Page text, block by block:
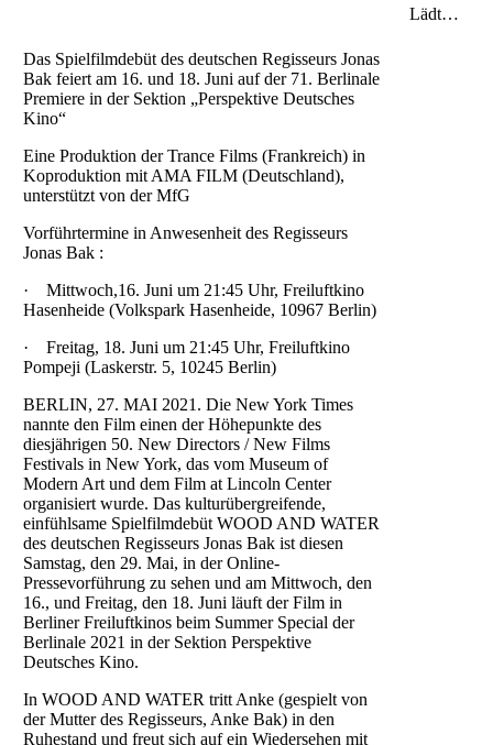
Lädt…
Das Spielfilmdebüt des deutschen Regisseurs Jonas
Bak feiert am 16. und 18. Juni auf der 71. Berlinale
Premiere in der Sektion „Perspektive Deutsches
Kino“
Eine Produktion der Trance Films (Frankreich) in
Koproduktion mit AMA FILM (Deutschland),
unterstützt von der MfG
Vorführtermine in Anwesenheit des Regisseurs
Jonas Bak :
· Mittwoch,16. Juni um 21:45 Uhr, Freiluftkino
Hasenheide (Volkspark Hasenheide, 10967 Berlin)
· Freitag, 18. Juni um 21:45 Uhr, Freiluftkino
Pompeji (Laskerstr. 5, 10245 Berlin)
BERLIN, 27. MAI 2021. Die New York Times
nannte den Film einen der Höhepunkte des
diesjährigen 50. New Directors / New Films
Festivals in New York, das vom Museum of
Modern Art und dem Film at Lincoln Center
organisiert wurde. Das kulturübergreifende,
einfühlsame Spielfilmdebüt WOOD AND WATER
des deutschen Regisseurs Jonas Bak ist diesen
Samstag, den 29. Mai, in der Online-
Pressevorführung zu sehen und am Mittwoch, den
16., und Freitag, den 18. Juni läuft der Film in
Berliner Freiluftkinos beim Summer Special der
Berlinale 2021 in der Sektion Perspektive
Deutsches Kino.
In WOOD AND WATER tritt Anke (gespielt von
der Mutter des Regisseurs, Anke Bak) in den
Ruhestand und freut sich auf ein Wiedersehen mit